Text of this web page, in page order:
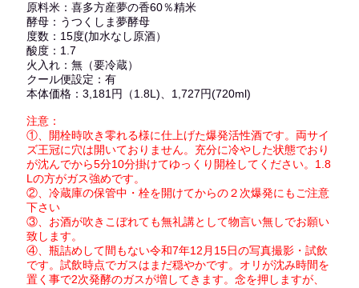
原料米：喜多方産夢の香60％精米
酵母：うつくしま夢酵母
度数：15度(加水なし原酒）
酸度：1.7
火入れ：無（要冷蔵）
クール便設定：有
本体価格：3,181円（1.8L)、1,727円(720ml)
注意：
①、開栓時吹き零れる様に仕上げた爆発活性酒です。両サイ
ズ王冠に穴は開いておりません。充分に冷やした状態でおり
が沈んでから5分10分掛けてゆっくり開栓してください。1.8
Lの方がガス強めです。
②、冷蔵庫の保管中・栓を開けてからの２次爆発にもご注意
下さい
③、お酒が吹きこぼれても無礼講として物言い無しでお願い
致します。
④、瓶詰めして間もない令和7年12月15日の写真撮影・試飲
です。試飲時点でガスはまだ穏やかです。オリが沈み時間を
置く事で2次発酵のガスが増してきます。念を押しますが、